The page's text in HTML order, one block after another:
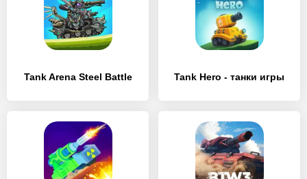
Tank Arena Steel Battle Tank Hero - танки игры